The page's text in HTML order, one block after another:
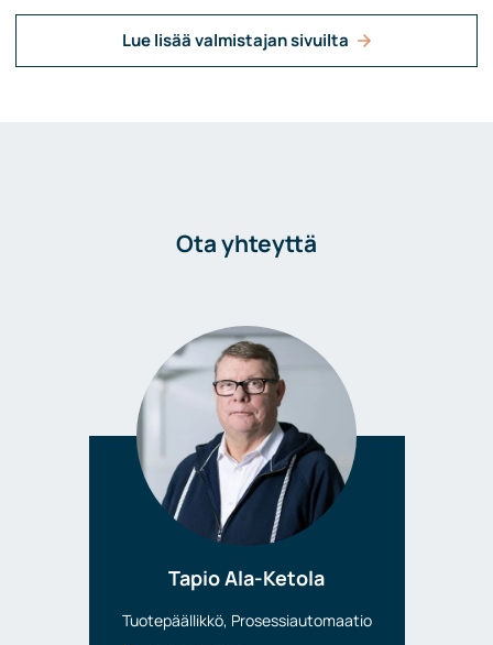
Lue lisää valmistajan sivuilta
Ota yhteyttä
Tapio Ala-Ketola
Tuotepäällikkö, Prosessiautomaatio